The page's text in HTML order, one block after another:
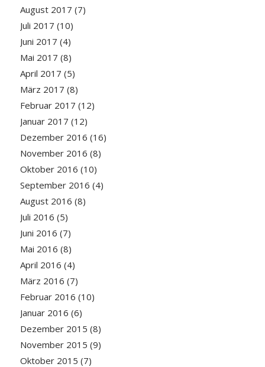
August 2017 (7)
Juli 2017 (10)
Juni 2017 (4)
Mai 2017 (8)
April 2017 (5)
März 2017 (8)
Februar 2017 (12)
Januar 2017 (12)
Dezember 2016 (16)
November 2016 (8)
Oktober 2016 (10)
September 2016 (4)
August 2016 (8)
Juli 2016 (5)
Juni 2016 (7)
Mai 2016 (8)
April 2016 (4)
März 2016 (7)
Februar 2016 (10)
Januar 2016 (6)
Dezember 2015 (8)
November 2015 (9)
Oktober 2015 (7)